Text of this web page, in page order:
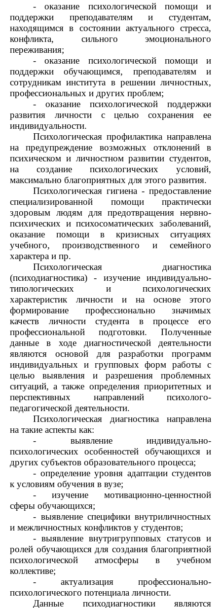
- оказание психологической помощи и
поддержки преподавателям и студентам,
находящимся в состоянии актуального стресса,
конфликта, сильного эмоционального
переживания;
- оказание психологической помощи и
поддержки обучающимся, преподавателям и
сотрудникам института в решении личностных,
профессиональных и других проблем;
- оказание психологической поддержки
развития личности с целью сохранения ее
индивидуальности.
Психологическая профилактика направлена
на предупреждение возможных отклонений в
психическом и личностном развитии студентов,
на создание психологических условий,
максимально благоприятных для этого развития.
Психологическая гигиена - предоставление
специализированной помощи практически
здоровым людям для предотвращения нервно-
психических и психосоматических заболеваний,
оказание помощи в кризисных ситуациях
учебного, производственного и семейного
характера и пр.
Психологическая диагностика
(психодиагностика) - изучение индивидуально-
типологических и психологических
характеристик личности и на основе этого
формирование профессионально значимых
качеств личности студента в процессе его
профессиональной подготовки. Полученные
данные в ходе диагностической деятельности
являются основой для разработки программ
индивидуальных и групповых форм работы с
целью выявления и разрешения проблемных
ситуаций, а также определения приоритетных и
перспективных направлений психолого-
педагогической деятельности.
Психологическая диагностика направлена
на такие аспекты как:
- выявление индивидуально-
психологических особенностей обучающихся и
других субъектов образовательного процесса;
- определение уровня адаптации студентов
к условиям обучения в вузе;
- изучение мотивационно-ценностной
сферы обучающихся;
- выявление специфики внутриличностных
и межличностных конфликтов у студентов;
- выявление внутригрупповых статусов и
ролей обучающихся для создания благоприятной
психологической атмосферы в учебном
коллективе;
- актуализация профессионально-
психологического потенциала личности.
Данные психодиагностики являются